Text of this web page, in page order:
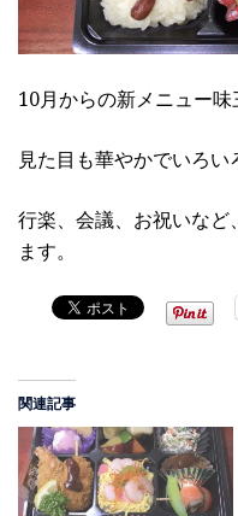
10月からの新メニュー味
見た目も華やかでいろい
行楽、会議、お祝いな
ます。
関連記事